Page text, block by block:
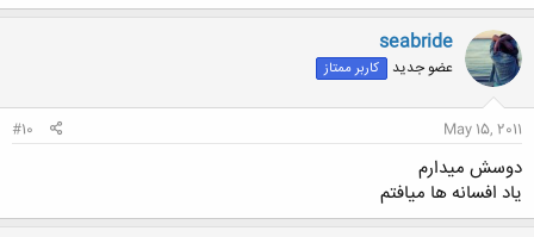
seabride
عضو جدید کاربر ممتاز
May 15, 2011
#10
دوسش میدارم
یاد افسانه ها میافتم